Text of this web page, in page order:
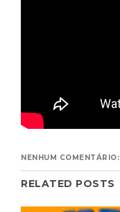
NENHUM COMENTÁRIO:
RELATED POSTS